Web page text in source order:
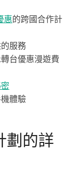
惠的跨國合作計
服務
台優惠漫遊費
體驗
劃的詳